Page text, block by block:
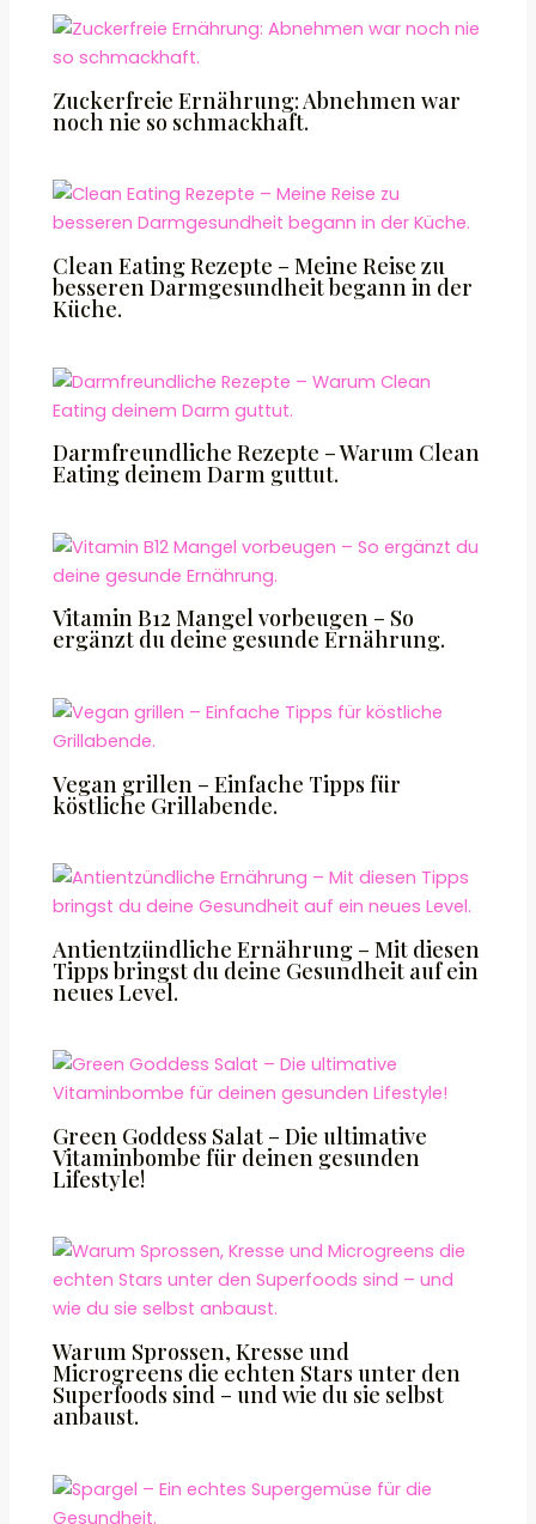
Zuckerfreie Ernährung: Abnehmen war
noch nie so schmackhaft.
Clean Eating Rezepte – Meine Reise zu
besseren Darmgesundheit begann in der
Küche.
Darmfreundliche Rezepte – Warum Clean
Eating deinem Darm guttut.
Vitamin B12 Mangel vorbeugen – So
ergänzt du deine gesunde Ernährung.
Vegan grillen – Einfache Tipps für
köstliche Grillabende.
Antientzündliche Ernährung – Mit diesen
Tipps bringst du deine Gesundheit auf ein
neues Level.
Green Goddess Salat – Die ultimative
Vitaminbombe für deinen gesunden
Lifestyle!
Warum Sprossen, Kresse und
Microgreens die echten Stars unter den
Superfoods sind – und wie du sie selbst
anbaust.